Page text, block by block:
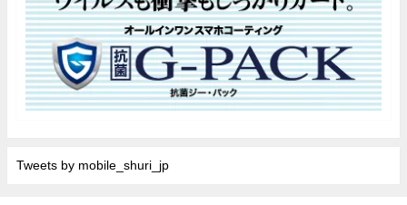
Tweets by mobile_shuri_jp